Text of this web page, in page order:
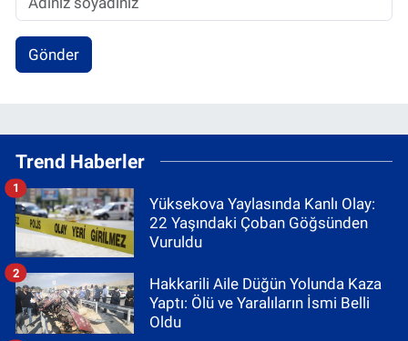
Gönder
Trend Haberler
Yüksekova Yaylasında Kanlı Olay:
22 Yaşındaki Çoban Göğsünden
Vuruldu
1
Hakkarili Aile Düğün Yolunda Kaza
Yaptı: Ölü ve Yaralıların İsmi Belli
Oldu
2